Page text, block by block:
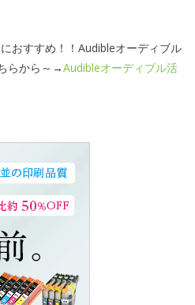
おすすめ！！Audibleオーディブル
らから～→Audibleオーディブル活